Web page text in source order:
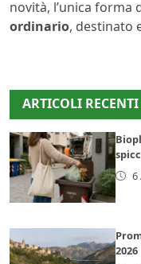
novità, l’unica forma
ordinario, destinato
ARTICOLI RECENTI
6
2026